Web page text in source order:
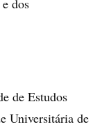
de Estudos
Universitária de